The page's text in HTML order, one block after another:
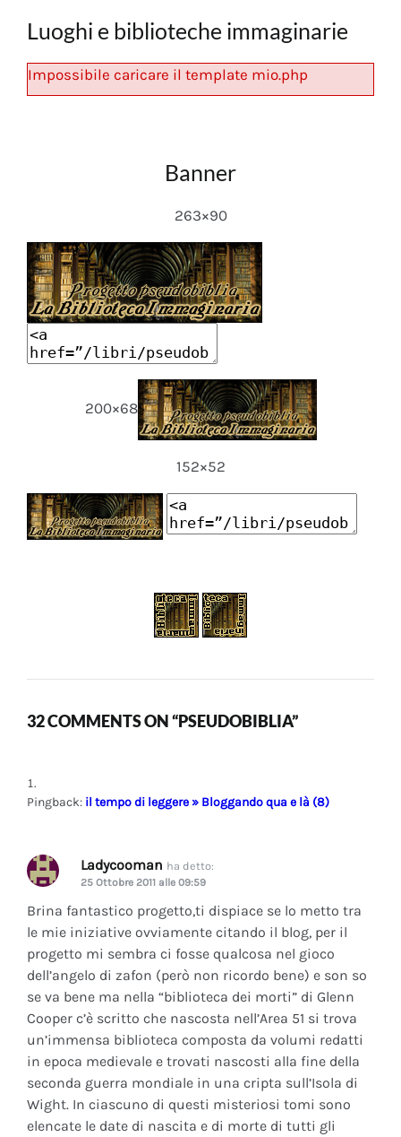
Luoghi e biblioteche immaginarie
Impossibile caricare il template mio.php
Banner
263×90
200×68
152×52
32 COMMENTS ON “PSEUDOBIBLIA”
Pingback: il tempo di leggere » Bloggando qua e là (8)
Ladycooman ha detto:
25 Ottobre 2011 alle 09:59
Brina fantastico progetto,ti dispiace se lo metto tra
le mie iniziative ovviamente citando il blog, per il
progetto mi sembra ci fosse qualcosa nel gioco
dell’angelo di zafon (però non ricordo bene) e son so
se va bene ma nella “biblioteca dei morti” di Glenn
Cooper c’è scritto che nascosta nell’Area 51 si trova
un’immensa biblioteca composta da volumi redatti
in epoca medievale e trovati nascosti alla fine della
seconda guerra mondiale in una cripta sull’Isola di
Wight. In ciascuno di questi misteriosi tomi sono
elencate le date di nascita e di morte di tutti gli